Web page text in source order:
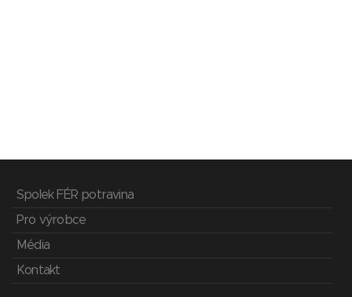
Spolek FÉR potravina
Pro výrobce
Média
Kontakt